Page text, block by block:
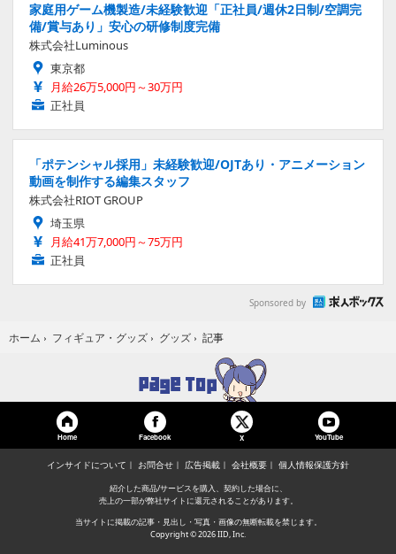
家庭用ゲーム機製造/未経験歓迎「正社員/週休2日制/空調完
備/賞与あり」安心の研修制度完備
株式会社Luminous
東京都
月給26万5,000円～30万円
正社員
「ポテンシャル採用」未経験歓迎/OJTあり・アニメーション
動画を制作する編集スタッフ
株式会社RIOT GROUP
埼玉県
月給41万7,000円～75万円
正社員
Sponsored by
ホーム › フィギュア・グッズ › グッズ › 記事
Home Facebook X YouTube
インサイドについて お問合せ 広告掲載 会社概要 個人情報保護方針
紹介した商品/サービスを購入、契約した場合に、
売上の一部が弊社サイトに還元されることがあります。
当サイトに掲載の記事・見出し・写真・画像の無断転載を禁じます。
Copyright © 2026 IID, Inc.